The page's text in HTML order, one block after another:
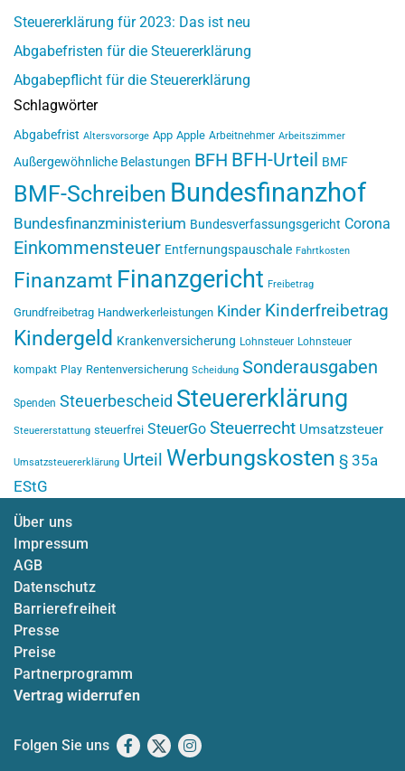
Steuererklärung für 2023: Das ist neu
Abgabefristen für die Steuererklärung
Abgabepflicht für die Steuererklärung
Schlagwörter
Abgabefrist Altersvorsorge App Apple Arbeitnehmer Arbeitszimmer
Außergewöhnliche Belastungen BFH BFH-Urteil BMF
BMF-Schreiben Bundesfinanzhof
Bundesfinanzministerium Bundesverfassungsgericht Corona
Einkommensteuer Entfernungspauschale Fahrtkosten
Finanzamt Finanzgericht Freibetrag
Grundfreibetrag Handwerkerleistungen Kinder Kinderfreibetrag
Kindergeld Krankenversicherung Lohnsteuer Lohnsteuer
kompakt Play Rentenversicherung Scheidung Sonderausgaben
Spenden Steuerbescheid Steuererklärung
Steuererstattung steuerfrei SteuerGo Steuerrecht Umsatzsteuer
Umsatzsteuererklärung Urteil Werbungskosten § 35a
EStG
Über uns
Impressum
AGB
Datenschutz
Barrierefreiheit
Presse
Preise
Partnerprogramm
Vertrag widerrufen
Folgen Sie uns Facebook
X Instagram